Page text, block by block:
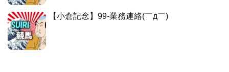
【小倉記念】99-業務連絡(￣д￣)